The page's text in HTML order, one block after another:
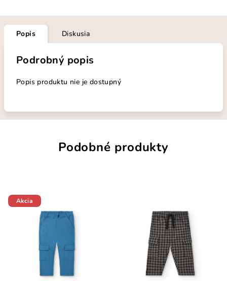
Popis Diskusia
Podrobný popis
Popis produktu nie je dostupný
Podobné produkty
Akcia